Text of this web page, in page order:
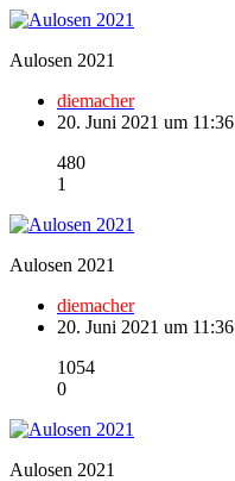
Aulosen 2021
diemacher
20. Juni 2021 um 11:36
480
1
Aulosen 2021
diemacher
20. Juni 2021 um 11:36
1054
0
Aulosen 2021